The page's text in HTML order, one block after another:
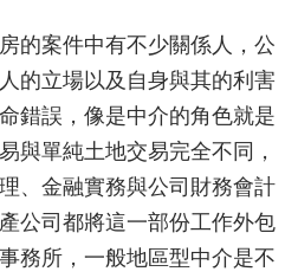
的案件中有不少關係人，公
的立場以及自身與其的利害
錯誤，像是中介的角色就是
與單純土地交易完全不同，
、金融實務與公司財務會計
公司都將這一部份工作外包
務所，一般地區型中介是不